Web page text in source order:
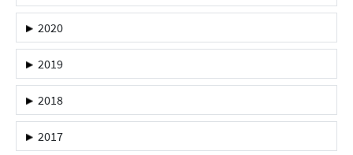
2020
2019
2018
2017